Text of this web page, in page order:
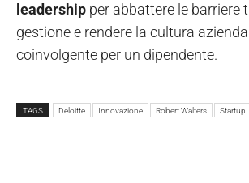
leadership per abbattere le barriere
gestione e rendere la cultura
coinvolgente per un dipendente.
TAGS Deloitte Innovazione Robert Walters Startup